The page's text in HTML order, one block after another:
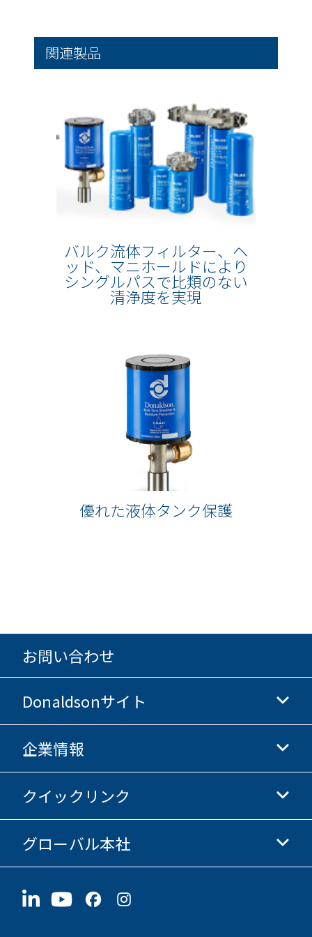
関連製品
バルク流体フィルター、ヘ
ッド、マニホールドにより
シングルパスで比類のない
清浄度を実現
優れた液体タンク保護
お問い合わせ
Donaldsonサイト
Donaldsonライフサイエンス
Donaldsonオンラインストア
企業情報
企業情報
倫理・コンプライアンス
採用情報
クイックリンク
投資家情報
サプライヤー情報
サステナビリティ
グローバル本社
1400 W 94th Street